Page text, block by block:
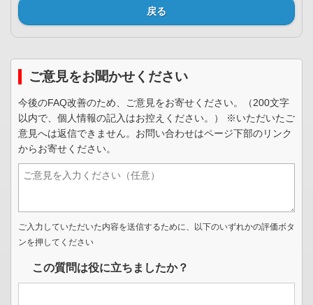
戻る
ご意見をお聞かせください
今後のFAQ改善のため、ご意見をお寄せください。（200文字
以内で、個人情報の記入はお控えください。） ※いただいたご
意見へは返信できません。お問い合わせはページ下部のリンク
からお寄せください。
ご入力していただいた内容を送信するために、以下のいずれかの評価ボタ
ンを押してください
この質問は役に立ちましたか？